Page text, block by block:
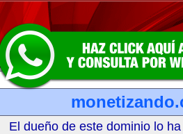
El dueño de este dominio lo